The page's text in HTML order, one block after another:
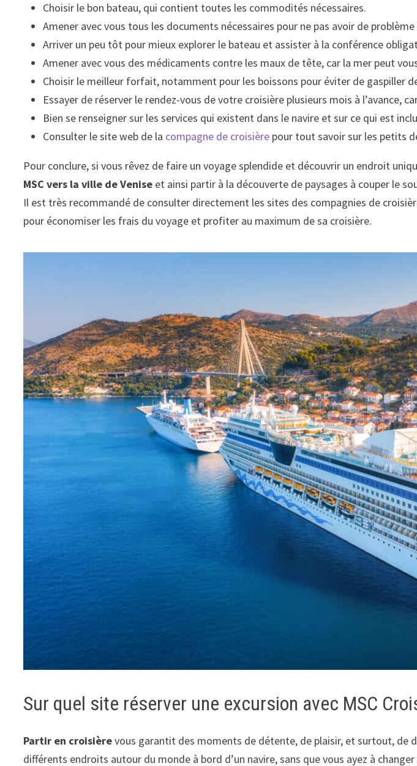
Choisir le bon bateau, qui contient toutes les commodités nécessaires.
Amener avec vous tous les documents nécessaires pour ne pas avoir de
Arriver un peu tôt pour mieux explorer le bateau et assister à la conférence
Amener avec vous des médicaments contre les maux de tête, car la mer peut
Choisir le meilleur forfait, notamment pour les boissons pour éviter de gaspiller
Essayer de réserver le rendez-vous de votre croisière plusieurs mois à l’avance,
Bien se renseigner sur les services qui existent dans le navire et sur ce qui est
Consulter le site web de la compagne de croisière pour tout savoir sur les petits
Pour conclure, si vous rêvez de faire un voyage splendide et découvrir un endroit
MSC vers la ville de Venise et ainsi partir à la découverte de paysages à couper le
Il est très recommandé de consulter directement les sites des compagnies de
pour économiser les frais du voyage et profiter au maximum de sa croisière.
Sur quel site réserver une excursion avec MSC
Partir en croisièrevous garantit des moments de détente, de plaisir, et surtout, de
différents endroits autour du monde à bord d’un navire, sans que vous ayez à